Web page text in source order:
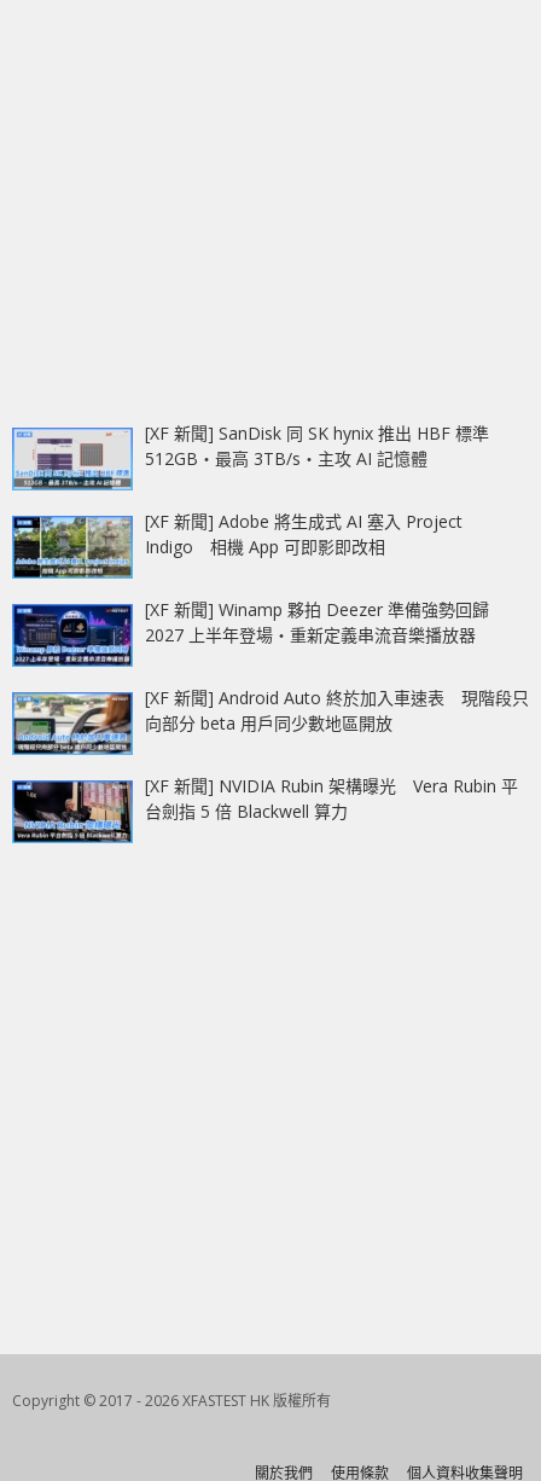
[XF 新聞] SanDisk 同 SK hynix 推出 HBF 標準
512GB‧最高 3TB/s‧主攻 AI 記憶體
[XF 新聞] Adobe 將生成式 AI 塞入 Project
Indigo 相機 App 可即影即改相
[XF 新聞] Winamp 夥拍 Deezer 準備強勢回歸
2027 上半年登場‧重新定義串流音樂播放器
[XF 新聞] Android Auto 終於加入車速表 現階段只
向部分 beta 用戶同少數地區開放
[XF 新聞] NVIDIA Rubin 架構曝光 Vera Rubin 平
台劍指 5 倍 Blackwell 算力
Copyright © 2017 - 2026 XFASTEST HK 版權所有
關於我們 使用條款 個人資料收集聲明